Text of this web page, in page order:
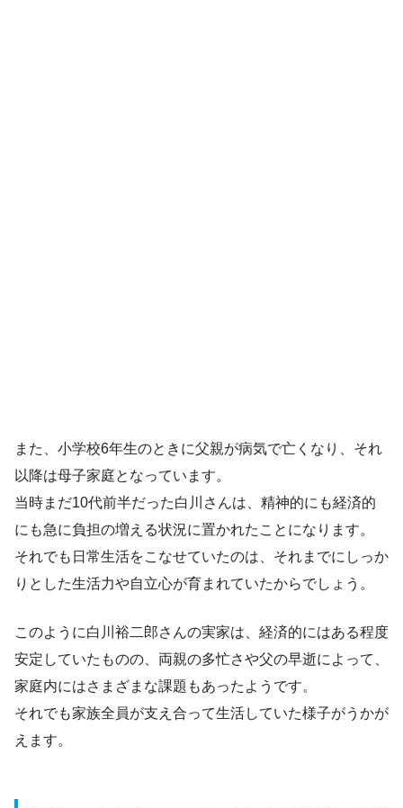
また、小学校6年生のときに父親が病気で亡くなり、それ
以降は母子家庭となっています。
当時まだ10代前半だった白川さんは、精神的にも経済的
にも急に負担の増える状況に置かれたことになります。
それでも日常生活をこなせていたのは、それまでにしっか
りとした生活力や自立心が育まれていたからでしょう。
このように白川裕二郎さんの実家は、経済的にはある程度
安定していたものの、両親の多忙さや父の早逝によって、
家庭内にはさまざまな課題もあったようです。
それでも家族全員が支え合って生活していた様子がうかが
えます。